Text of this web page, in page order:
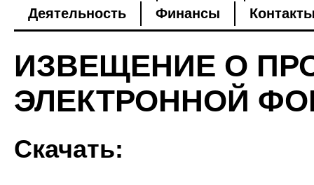
Деятельность
Финансы
ИЗВЕЩЕНИЕ О
ЭЛЕКТРОННОЙ
Скачать: